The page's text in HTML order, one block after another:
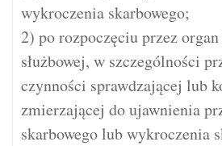
wykroczenia skarbowego;
2) po rozpoczęciu przez
służbowej, w szczególności
czynności sprawdzającej lub
zmierzającej do ujawnienia
skarbowego lub wykroczenia